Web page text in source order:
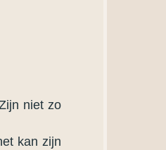
niet zo
kan zijn